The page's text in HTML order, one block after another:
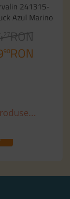
241315-
Azul Marino
27RON
90RON